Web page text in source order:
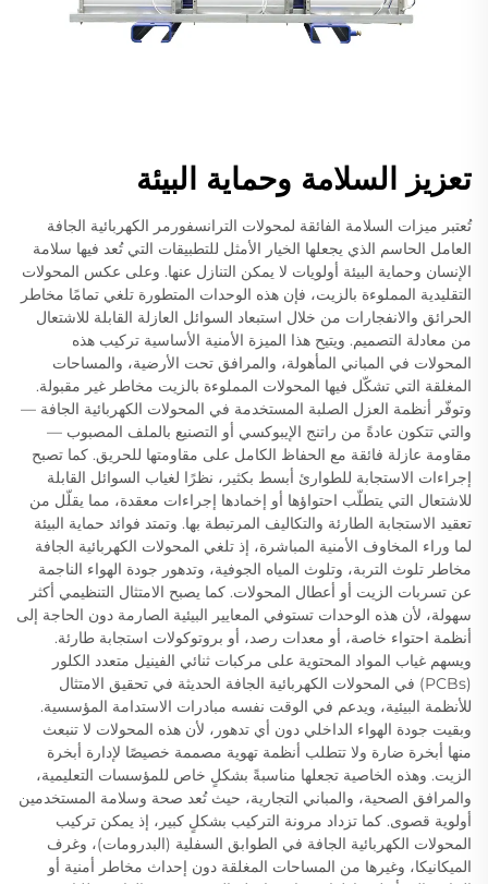
تعزيز السلامة وحماية البيئة
تُعتبر ميزات السلامة الفائقة لمحولات الترانسفورمر الكهربائية الجافة
العامل الحاسم الذي يجعلها الخيار الأمثل للتطبيقات التي تُعد فيها سلامة
الإنسان وحماية البيئة أولويات لا يمكن التنازل عنها. وعلى عكس المحولات
التقليدية المملوءة بالزيت، فإن هذه الوحدات المتطورة تلغي تمامًا مخاطر
الحرائق والانفجارات من خلال استبعاد السوائل العازلة القابلة للاشتعال
من معادلة التصميم. ويتيح هذا الميزة الأمنية الأساسية تركيب هذه
المحولات في المباني المأهولة، والمرافق تحت الأرضية، والمساحات
المغلقة التي تشكّل فيها المحولات المملوءة بالزيت مخاطر غير مقبولة.
وتوفّر أنظمة العزل الصلبة المستخدمة في المحولات الكهربائية الجافة —
والتي تتكون عادةً من راتنج الإيبوكسي أو التصنيع بالملف المصبوب —
مقاومة عازلة فائقة مع الحفاظ الكامل على مقاومتها للحريق. كما تصبح
إجراءات الاستجابة للطوارئ أبسط بكثير، نظرًا لغياب السوائل القابلة
للاشتعال التي يتطلّب احتواؤها أو إخمادها إجراءات معقدة، مما يقلّل من
تعقيد الاستجابة الطارئة والتكاليف المرتبطة بها. وتمتد فوائد حماية البيئة
لما وراء المخاوف الأمنية المباشرة، إذ تلغي المحولات الكهربائية الجافة
مخاطر تلوث التربة، وتلوث المياه الجوفية، وتدهور جودة الهواء الناجمة
عن تسربات الزيت أو أعطال المحولات. كما يصبح الامتثال التنظيمي أكثر
سهولة، لأن هذه الوحدات تستوفي المعايير البيئية الصارمة دون الحاجة إلى
أنظمة احتواء خاصة، أو معدات رصد، أو بروتوكولات استجابة طارئة.
ويسهم غياب المواد المحتوية على مركبات ثنائي الفينيل متعدد الكلور
(PCBs) في المحولات الكهربائية الجافة الحديثة في تحقيق الامتثال
للأنظمة البيئية، ويدعم في الوقت نفسه مبادرات الاستدامة المؤسسية.
وبقيت جودة الهواء الداخلي دون أي تدهور، لأن هذه المحولات لا تنبعث
منها أبخرة ضارة ولا تتطلب أنظمة تهوية مصممة خصيصًا لإدارة أبخرة
الزيت. وهذه الخاصية تجعلها مناسبةً بشكلٍ خاص للمؤسسات التعليمية،
والمرافق الصحية، والمباني التجارية، حيث تُعد صحة وسلامة المستخدمين
أولوية قصوى. كما تزداد مرونة التركيب بشكلٍ كبير، إذ يمكن تركيب
المحولات الكهربائية الجافة في الطوابق السفلية (البدرومات)، وغرف
الميكانيكا، وغيرها من المساحات المغلقة دون إحداث مخاطر أمنية أو